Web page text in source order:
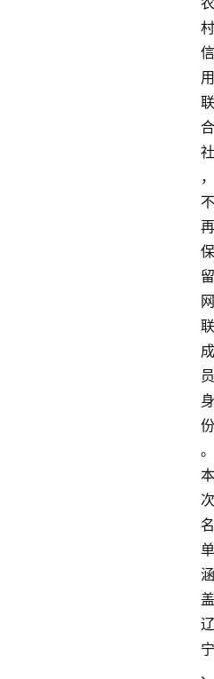
村
信
用
联
合
社
，
不
再
保
留
网
联
成
员
身
份
。
本
次
名
单
涵
盖
辽
宁
、